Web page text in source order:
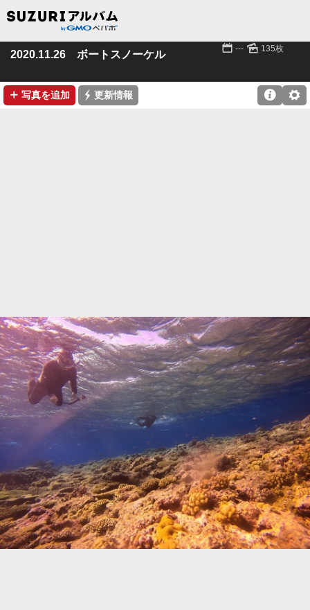
2020.11.26 ボートスノーケル 📅 --- 🌄 135枚
➕ 写真を追加 ⚡ 更新情報 ⚙
